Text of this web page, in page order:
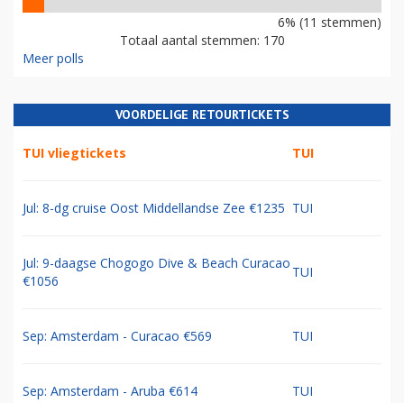
6% (11 stemmen)
Totaal aantal stemmen: 170
Meer polls
VOORDELIGE RETOURTICKETS
TUI vliegtickets TUI
Jul: 8-dg cruise Oost Middellandse Zee €1235 TUI
Jul: 9-daagse Chogogo Dive & Beach Curacao
€1056
TUI
Sep: Amsterdam - Curacao €569 TUI
Sep: Amsterdam - Aruba €614 TUI